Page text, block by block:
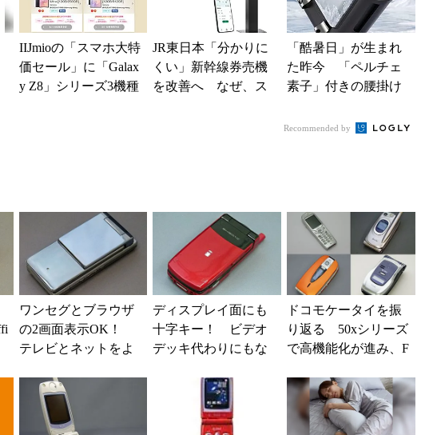
IIJmioの「スマホ大特
価セール」に「Galax
y Z8」シリーズ3機種
JR東日本「分かりに
くい」新幹線券売機
を改善へ なぜ、ス
「酷暑日」が生まれ
た昨今 「ペルチェ
素子」付きの腰掛け
る？
Recommended by
ワンセグとブラウザ
の2画面表示OK！
テレビとネットをよ
ケータイ 912SH」...
ディスプレイ面にも
十字キー！ ビデオ
デッキ代わりにもな
かしのケータイ）
ドコモケータイを振
り返る 50xシリーズ
で高機能化が進み、F
押し